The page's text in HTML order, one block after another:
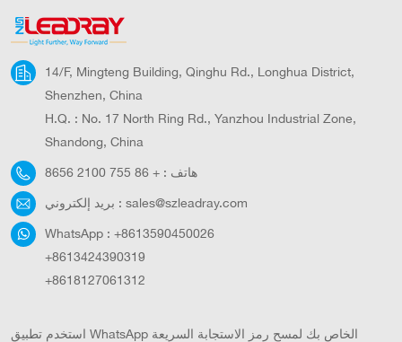
14/F, Mingteng Building, Qinghu Rd., Longhua District,
Shenzhen, China
H.Q. : No. 17 North Ring Rd., Yanzhou Industrial Zone,
Shandong, China
هاتف : + 86 755 2100 8656
بريد إلكتروني : sales@szleadray.com
WhatsApp : +8613590450026
+8613424390319
+8618127061312
استخدم تطبيق WhatsApp الخاص بك لمسح رمز الاستجابة السريعة